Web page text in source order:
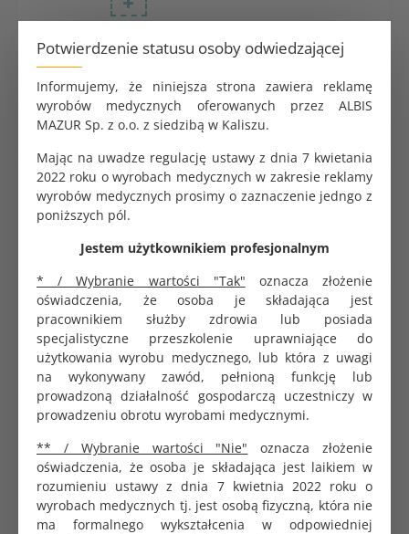
Potwierdzenie statusu osoby odwiedzającej
Informujemy, że niniejsza strona zawiera reklamę
wyrobów medycznych oferowanych przez ALBIS
MAZUR Sp. z o.o. z siedzibą w Kaliszu.
Mając na uwadze regulację ustawy z dnia 7 kwietania
2022 roku o wyrobach medycznych w zakresie reklamy
wyrobów medycznych prosimy o zaznaczenie jedngo z
poniższych pól.
Jestem użytkownikiem profesjonalnym
* / Wybranie wartości "Tak" oznacza złożenie
oświadczenia, że osoba je składająca jest
pracownikiem służby zdrowia lub posiada
specjalistyczne przeszkolenie uprawniające do
użytkowania wyrobu medycznego, lub która z uwagi
na wykonywany zawód, pełnioną funkcję lub
prowadzoną działalność gospodarczą uczestniczy w
prowadzeniu obrotu wyrobami medycznymi.
** / Wybranie wartości "Nie" oznacza złożenie
oświadczenia, że osoba je składająca jest laikiem w
rozumieniu ustawy z dnia 7 kwietnia 2022 roku o
wyrobach medycznych tj. jest osobą fizyczną, która nie
ma formalnego wykształcenia w odpowiedniej
290.00 zł
Klem DeBakey ząbkowane 90° 200 mm Gold
290.00 zł
Klem Wertheim ząbkowane 250 mm
291.60 zł
Klem DeBakey ząbkowane 90° 240 mm